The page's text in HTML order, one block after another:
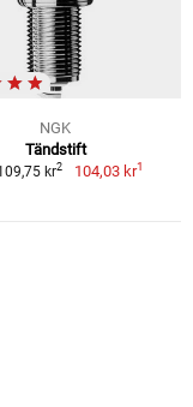
NGK
Tändstift
kr2 104,03 kr1